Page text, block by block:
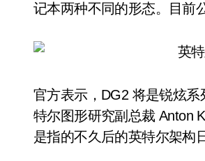
记本两种不同的形态。目前
官方表示，DG2 将是锐炫
特尔图形研究副总裁 Anton
是指的不久后的英特尔架构